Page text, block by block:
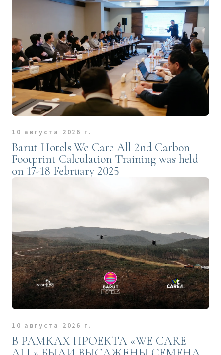
10 августа 2026 г.
Barut Hotels We Care All 2nd Carbon
Footprint Calculation Training was held
on 17-18 February 2025
10 августа 2026 г.
В РАМКАХ ПРОЕКТА «WE CARE